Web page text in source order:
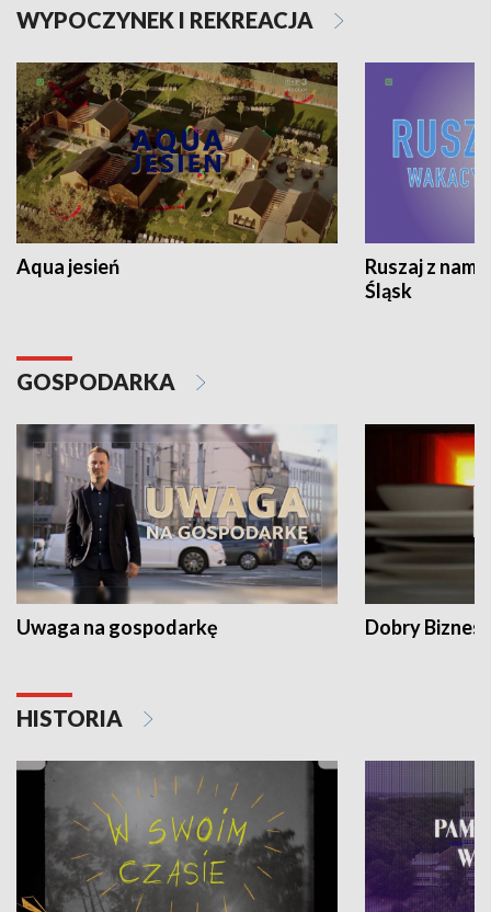
WYPOCZYNEK I REKREACJA
Aqua jesień
Ruszaj z
Śląsk
GOSPODARKA
Uwaga na gospodarkę Dobry Biznes
HISTORIA